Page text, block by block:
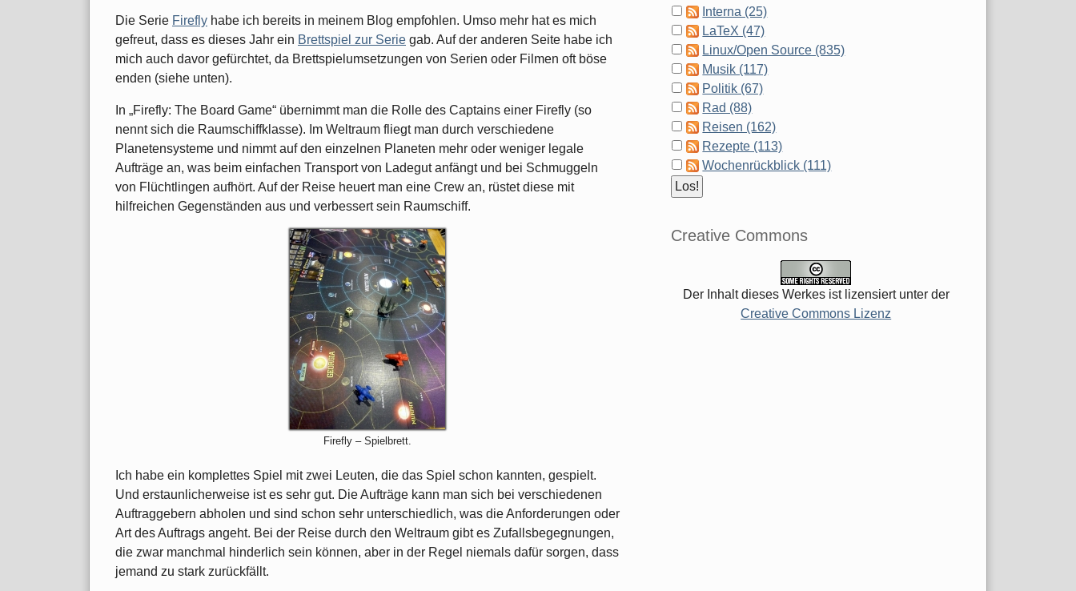
Die Serie Firefly habe ich bereits in meinem Blog empfohlen. Umso mehr hat es mich
gefreut, dass es dieses Jahr ein Brettspiel zur Serie gab. Auf der anderen Seite habe ich
mich auch davor gefürchtet, da Brettspielumsetzungen von Serien oder Filmen oft böse
enden (siehe unten).
In „Firefly: The Board Game“ übernimmt man die Rolle des Captains einer Firefly (so
nennt sich die Raumschiffklasse). Im Weltraum fliegt man durch verschiedene
Planetensysteme und nimmt auf den einzelnen Planeten mehr oder weniger legale
Aufträge an, was beim einfachen Transport von Ladegut anfängt und bei Schmuggeln
von Flüchtlingen aufhört. Auf der Reise heuert man eine Crew an, rüstet diese mit
hilfreichen Gegenständen aus und verbessert sein Raumschiff.
Firefly – Spielbrett.
Ich habe ein komplettes Spiel mit zwei Leuten, die das Spiel schon kannten, gespielt.
Und erstaunlicherweise ist es sehr gut. Die Aufträge kann man sich bei verschiedenen
Auftraggebern abholen und sind schon sehr unterschiedlich, was die Anforderungen oder
Art des Auftrags angeht. Bei der Reise durch den Weltraum gibt es Zufallsbegegnungen,
die zwar manchmal hinderlich sein können, aber in der Regel niemals dafür sorgen, dass
jemand zu stark zurückfällt.
Interna (25)
LaTeX (47)
Linux/Open Source (835)
Musik (117)
Politik (67)
Rad (88)
Reisen (162)
Rezepte (113)
Wochenrückblick (111)
Creative Commons
Der Inhalt dieses Werkes ist lizensiert unter der
Creative Commons Lizenz